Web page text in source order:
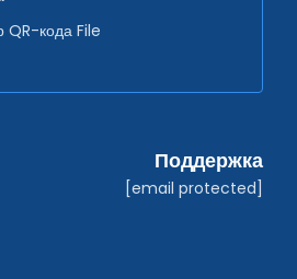
QR-кода File
Поддержка
[email protected]